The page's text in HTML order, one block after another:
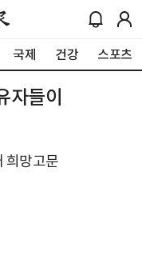
국제 건강 스포츠
자들이
희망고문